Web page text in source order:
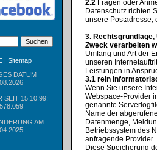
| Sitemap
DATUM
SEIT 15.10.99:
AM:
2.2 Fragen oder
Datenschutz richten
unsere Postadresse,
3. Rechtsgrundlage,
Zweck verarbeiten
Umfang und Art der
unseren
Leistungen in
3.1 rein
Wenn Sie unsere
Webspace-Provider
genannte
Name der
Datenmenge,
Betriebssystem des
anfragende Provider.
Diese Speicherung